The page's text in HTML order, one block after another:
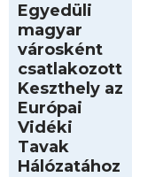
Egyedüli
magyar
városként
csatlakozott
Keszthely az
Európai
Vidéki
Tavak
Hálózatához